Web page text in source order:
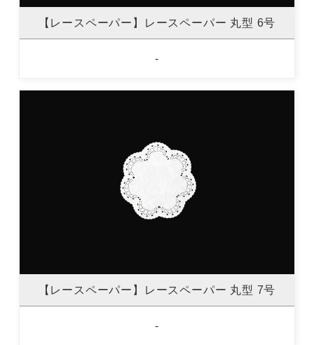
【レースペーパー】レースペーパー 丸型 6号
-
【レースペーパー】レースペーパー 丸型 7号
-